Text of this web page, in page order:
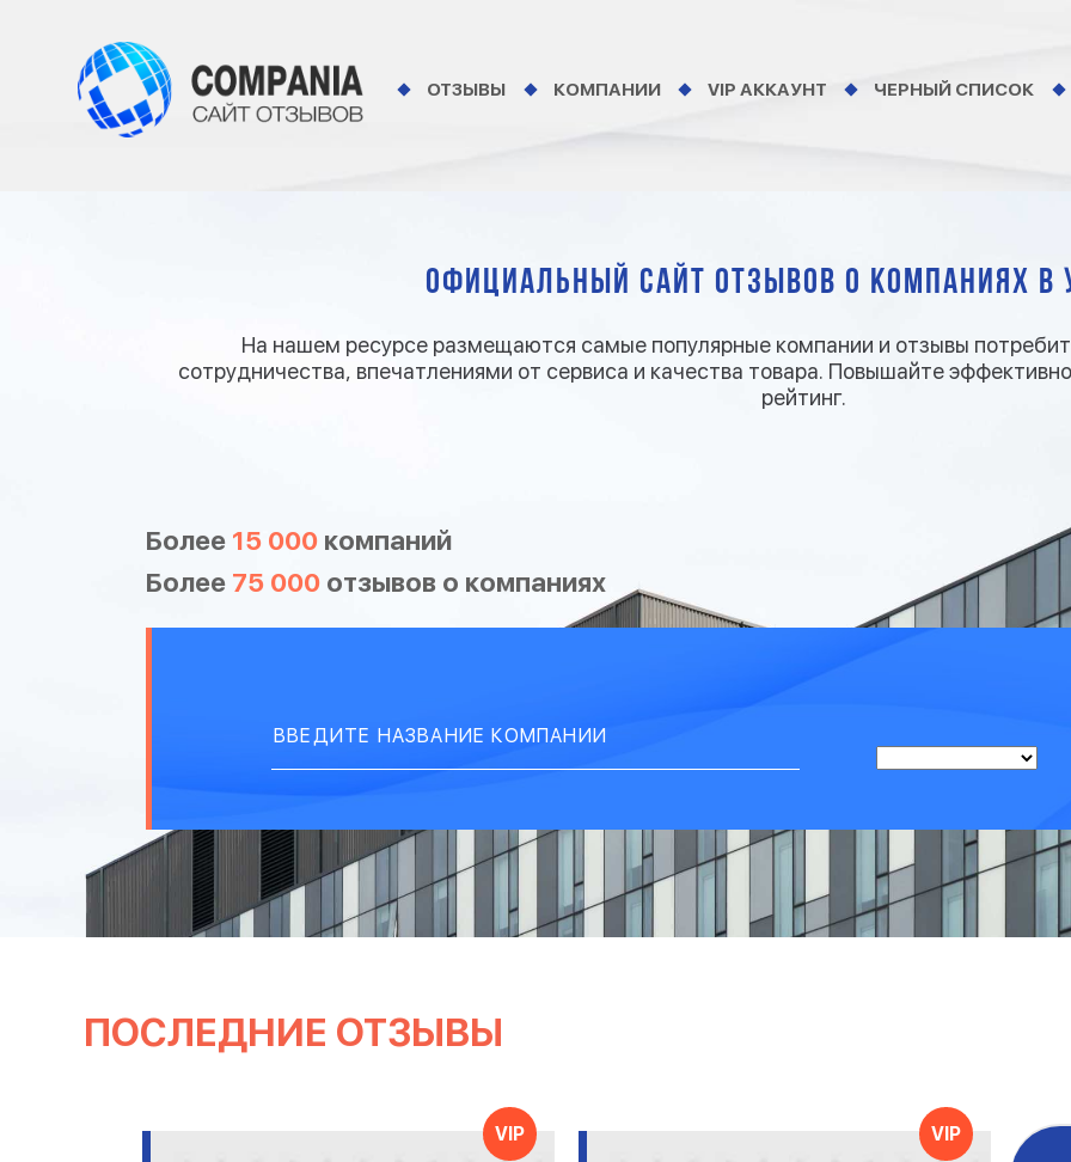
ОТЗЫВЫ КОМПАНИИ VIP АККАУНТ ЧЕРНЫЙ СПИСОК
Официальный сайт отзывов о компаниях в
На нашем ресурсе размещаются самые популярные компании и отзывы
сотрудничества, впечатлениями от сервиса и качества товара. Повышайте
рейтинг.
Более 15 000 компаний
Более 75 000 отзывов о компаниях
ПОСЛЕДНИЕ ОТЗЫВЫ
VIP VIP